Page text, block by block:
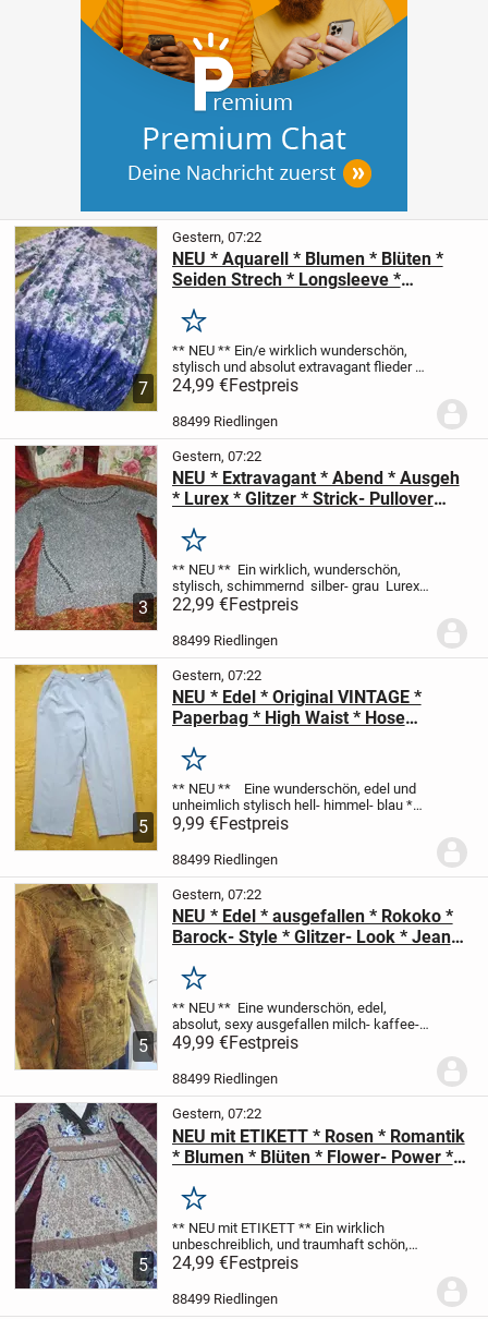
7
Gestern, 07:22
NEU * Aquarell * Blumen * Blüten *
Seiden Strech * Longsleeve *
Pauly" Original * Gr. 36- 38/ S * flieder
* lila * veilchen * grün *
Merken
** NEU ** Ein/e wirklich wunderschön,
stylisch und absolut extravagant flieder *
lila * veilchen * grün * im Ombre * Farb-
Aquarell * Blumen * Blüten
Rundum * Allover
24,99 €Festpreis
88499 Riedlingen
3
Gestern, 07:22
NEU * Extravagant * Abend * Ausgeh
* Lurex * Glitzer * Strick- Pullover
Oversize * silber- grau *
Merken
** NEU ** Ein wirklich, wunderschön,
stylisch, schimmernd silber- grau Lurex *
Glitzer * Abend * Ausgeh
Strick- PULLOVER
36- 38, 40/ S- M *...
22,99 €Festpreis
88499 Riedlingen
5
Gestern, 07:22
NEU * Edel * Original VINTAGE *
Paperbag * High Waist * Hose
himmel- blau * serenity *
Merken
** NEU **
Eine wunderschön, edel und
unheimlich stylisch hell- himmel- blau *
serenityOriginal VINTAGE
Anzug HOSE
Größe 34- 36/ XS- S
9,99 €Festpreis
88499 Riedlingen
5
Gestern, 07:22
NEU * Edel * ausgefallen * Rokoko *
Barock- Style * Glitzer- Look * Jeans
XS- S * braun *
Merken
** NEU ** Eine wunderschön, edel,
absolut, sexy ausgefallen milch- kaffee-
braune im Barock- Style mit den
dementsprechenden Blüten- Ornamenten
Glitzer JEANS- Jacke
Glimmer- Look...
49,99 €Festpreis
88499 Riedlingen
5
Gestern, 07:22
NEU mit ETIKETT * Rosen * Romantik
* Blumen * Blüten * Flower- Power *
Maxi * Strech- Kleid ''Oasis'' Gr. 34-
38/ XS- S * bunt *
Merken
** NEU mit ETIKETT ** Ein wirklich
unbeschreiblich, und traumhaft schön,
sehr edel, total exklusiv, und sehr
ausgefallen
hell- blau * khaki- grün *
nougat- braun * cremè- beige * buntes
Rosen *...
24,99 €Festpreis
88499 Riedlingen